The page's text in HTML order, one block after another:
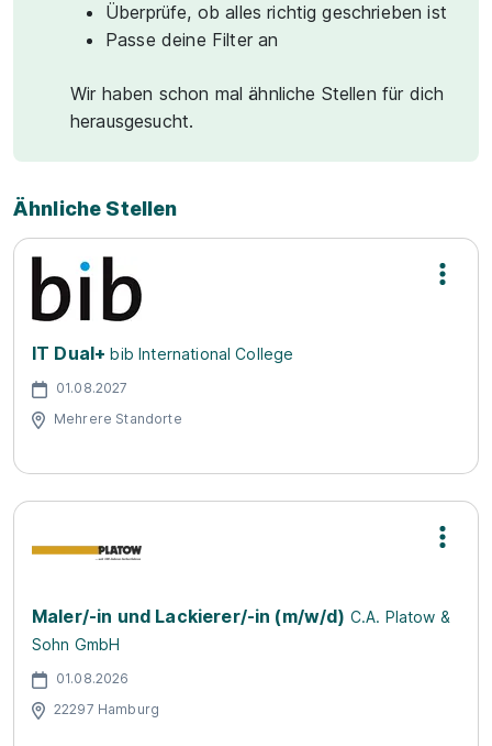
Überprüfe, ob alles richtig geschrieben ist
Passe deine Filter an
Wir haben schon mal ähnliche Stellen für dich
herausgesucht.
Ähnliche Stellen
IT Dual+ bib International College
01.08.2027
Mehrere Standorte
Maler/-in und Lackierer/-in (m/w/d) C.A. Platow &
Sohn GmbH
01.08.2026
22297 Hamburg